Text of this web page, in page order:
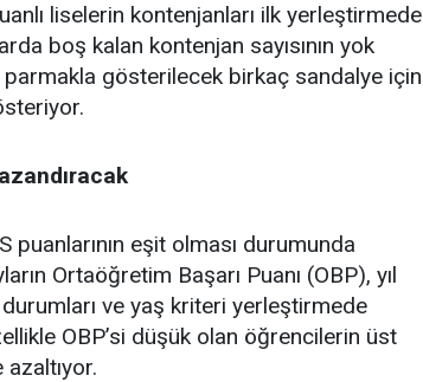
liselerin kontenjanları ilk yerleştirmede
boş kalan kontenjan sayısının yok
gösterilecek birkaç sandalye için
puanlarının eşit olması durumunda
Ortaöğretim Başarı Puanı (OBP), yıl
durumları ve yaş kriteri yerleştirmede
OBP’si düşük olan öğrencilerin üst